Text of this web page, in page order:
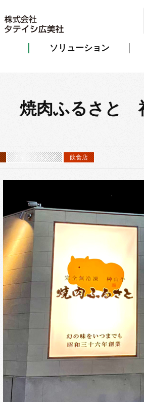
ソリューション
焼肉ふるさと
チャンネル文字 飲食店